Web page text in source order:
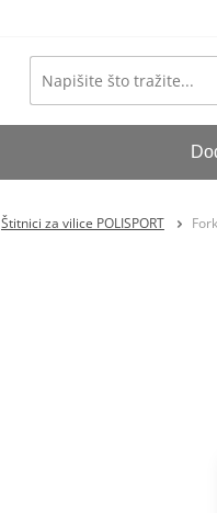
Štitnici za vilice POLISPORT